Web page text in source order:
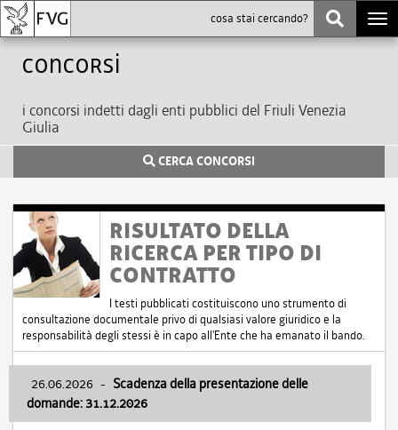
Concorsi
i concorsi indetti dagli enti pubblici del Friuli Venezia
Giulia
CERCA CONCORSI
RISULTATO DELLA
RICERCA PER TIPO DI
CONTRATTO
I testi pubblicati costituiscono uno strumento di
consultazione documentale privo di qualsiasi valore giuridico e la
responsabilità degli stessi è in capo all'Ente che ha emanato il bando.
26.06.2026 - Scadenza della presentazione delle
domande: 31.12.2026